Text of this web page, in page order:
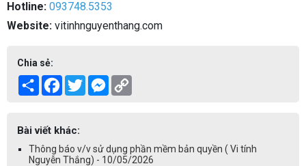
Hotline: 093748.5353
Website: vitinhnguyenthang.com
Chia sẻ:
Share Facebook
TwitterMessenger
Bài viết khác:
Thông báo v/v sử dụng phần mềm bản quyền ( Vi tính
Nguyễn Thắng) - 10/05/2026